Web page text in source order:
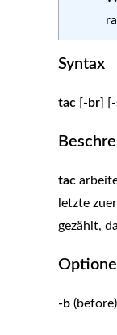
Syntax
tac [-br] [
tac
letzte
gezählt,
-b